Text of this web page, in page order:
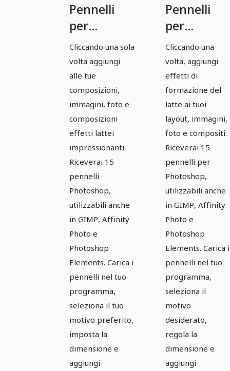
Pennelli
per
Photoshop,
GIMP,
Affinity
Photo &
Co:
Immagini
di latte 7
Cliccando una sola
volta aggiungi
alle tue
composizioni,
immagini, foto e
composizioni
effetti lattei
impressionanti.
Riceverai 15
pennelli
Photoshop,
utilizzabili anche
in GIMP, Affinity
Photo e
Photoshop
Elements. Carica i
pennelli nel tuo
programma,
seleziona il tuo
motivo preferito,
imposta la
dimensione e
aggiungi
Pennelli
per
Photoshop,
GIMP,
Affinity
Photo &
Co:
Immagini
di latte 8
Cliccando una
volta, aggiungi
effetti di
formazione del
latte ai tuoi
layout, immagini,
foto e compositi.
Riceverai 15
pennelli per
Photoshop,
utilizzabili anche
in GIMP, Affinity
Photo e
Photoshop
Elements. Carica i
pennelli nel tuo
programma,
seleziona il
motivo
desiderato,
regola la
dimensione e
aggiungi